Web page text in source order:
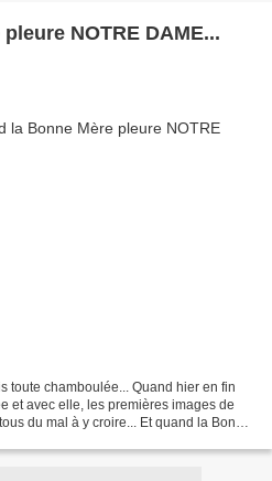
NOTRE DAME...
toute chamboulée... Quand hier en fin
et avec elle, les premières images de
du mal à y croire... Et quand la Bonne